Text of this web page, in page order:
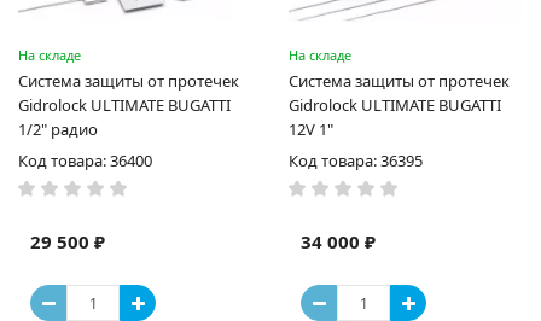
На складе
Система защиты от протечек
Gidrolock ULTIMATE BUGATTI
1/2" радио
Код товара: 36400
29 500 ₽
На складе
Система защиты от протечек
Gidrolock ULTIMATE BUGATTI
12V 1"
Код товара: 36395
34 000 ₽